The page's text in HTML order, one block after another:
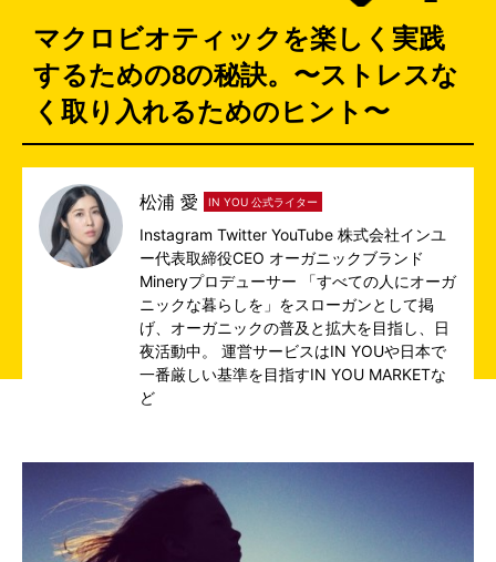
マクロビオティックを楽しく実践
するための8の秘訣。〜ストレスな
く取り入れるためのヒント〜
松浦 愛 IN YOU 公式ライター
Instagram Twitter YouTube株式会社インユ
ー代表取締役CEO オーガニックブランド
Mineryプロデューサー 「すべての人にオーガ
ニックな暮らしを」をスローガンとして掲
げ、オーガニックの普及と拡大を目指し、日
夜活動中。 運営サービスはIN YOUや日本で
一番厳しい基準を目指すIN YOU MARKETな
ど